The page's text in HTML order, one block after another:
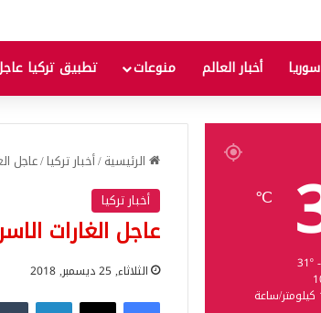
أخبار العالم منوعات تطبيق تركيا
الرئيسية/أخبار تركيا/عاجل
أخبار تركيا
عاجل الغارات
الثلاثاء, 25 ديسمبر, 2018
فيسبوك‫X لينكدإن
℃